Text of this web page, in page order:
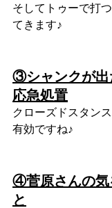
そしてトゥーで打
てきます♪
③シャンクが出
応急処置
クローズドスタン
有効ですね♪
④菅原さんの気
と